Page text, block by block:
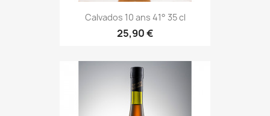
Calvados 10 ans 41° 35 cl
25,90 €